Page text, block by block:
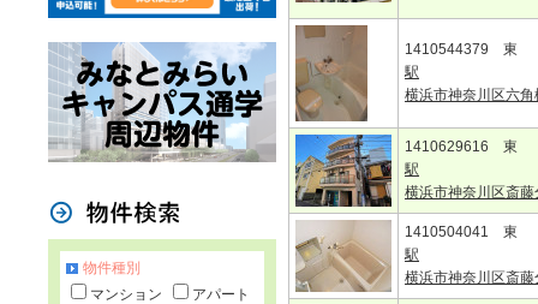
1410544379 東
駅
横浜市神奈川区六
1410629616 東
駅
横浜市神奈川区斎藤
1410504041 東
駅
横浜市神奈川区斎藤
物件種別
マンション
アパート